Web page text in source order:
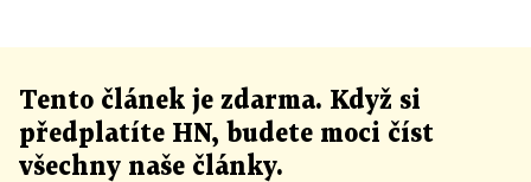
Tento článek je zdarma. Když si
předplatíte HN, budete moci číst
všechny naše články.